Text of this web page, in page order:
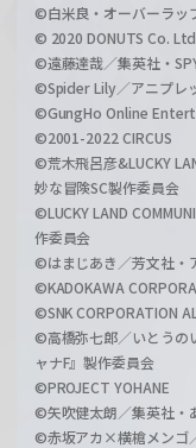
©白米良・オーバーラッ
© 2020 DONUTS Co.
©遠藤達哉／集英社・
©Spider Lily／アニプレ
©GungHo Online
©2001-2022 CIRCUS
©荒木飛呂彦&LUCKY
妙な冒険SC製作委員会
©LUCKY LAND
作委員会
©はまじあき／芳文社・
©KADOKAWA
©SNK CORPORATION
©高橋弥七郎／いとうの
ャナF』製作委員会
©PROJECT YOHANE
©矢吹健太朗／集英社・
©赤坂アカ×横槍メンゴ